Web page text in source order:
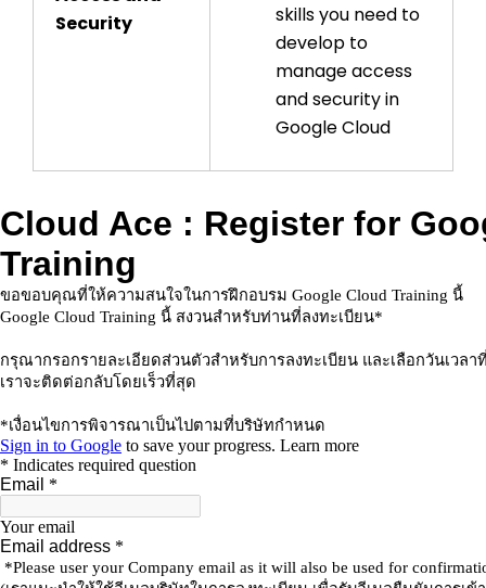
Security
skills you need to
develop to
manage access
and security in
Google Cloud